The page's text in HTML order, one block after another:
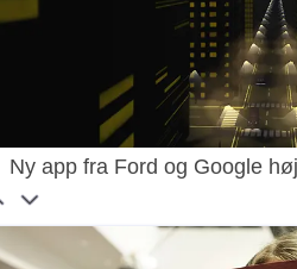
Ny app fra Ford og Google